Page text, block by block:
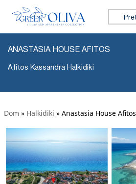
Tražiti:
ANASTASIA HOUSE AFITOS
Afitos Kassandra Halkidiki
Dom » Halkidiki » Anastasia House Afitos